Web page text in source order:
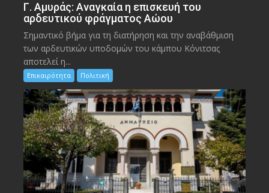
Γ. Αμυράς: Αναγκαία η επισκευή του
αρδευτικού φράγματος Αώου
Σημαντικό βήμα για τη διατήρηση και την αναβάθμιση
των αρδευτικών υποδομών του κάμπου Κόνιτσας
αποτελεί η...
Επικαιρότητα Πολιτική